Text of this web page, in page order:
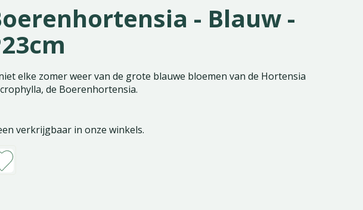
- Blauw -
elke zomer weer van de grote blauwe bloemen van de Hortensia
de Boerenhortensia.
verkrijgbaar in onze winkels.